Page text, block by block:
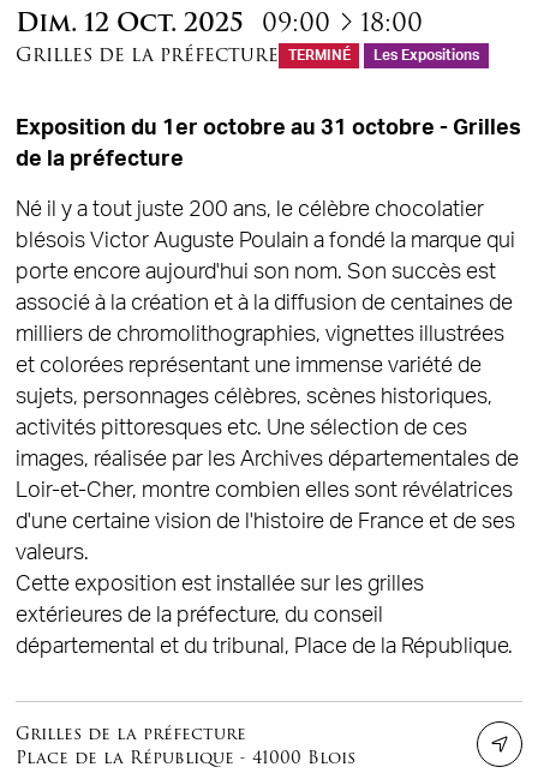
Dim. 12 Oct. 2025 09:00 à18:00
Grilles de la préfecture TERMINÉ Les Expositions
Exposition du 1er octobre au 31 octobre - Grilles
de la préfecture
Né il y a tout juste 200 ans, le célèbre chocolatier
blésois Victor Auguste Poulain a fondé la marque qui
porte encore aujourd'hui son nom. Son succès est
associé à la création et à la diffusion de centaines de
milliers de chromolithographies, vignettes illustrées
et colorées représentant une immense variété de
sujets, personnages célèbres, scènes historiques,
activités pittoresques etc. Une sélection de ces
images, réalisée par les Archives départementales de
Loir-et-Cher, montre combien elles sont révélatrices
d'une certaine vision de l'histoire de France et de ses
valeurs.
Cette exposition est installée sur les grilles
extérieures de la préfecture, du conseil
départemental et du tribunal, Place de la République.
Grilles de la préfecture
Place de la République - 41000 Blois